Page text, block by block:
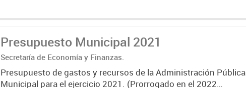
Presupuesto Municipal 2021
Secretaría de Economía y Finanzas.
Presupuesto de gastos y recursos de la Administración Pública
Municipal para el ejercicio 2021. (Prorrogado en el 2022